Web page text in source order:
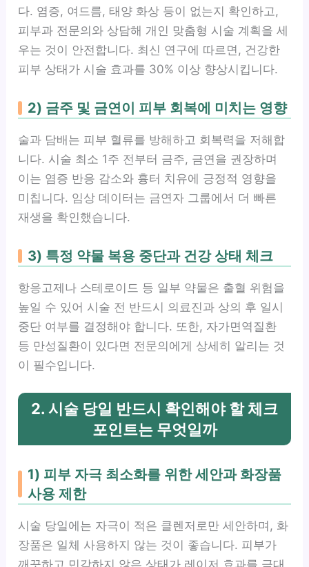
다. 염증, 여드름, 태양 화상 등이 없는지 확인하고,
피부과 전문의와 상담해 개인 맞춤형 시술 계획을 세
우는 것이 안전합니다. 최신 연구에 따르면, 건강한
피부 상태가 시술 효과를 30% 이상 향상시킵니다.
2) 금주 및 금연이 피부 회복에 미치는 영향
술과 담배는 피부 혈류를 방해하고 회복력을 저해합
니다. 시술 최소 1주 전부터 금주, 금연을 권장하며
이는 염증 반응 감소와 흉터 치유에 긍정적 영향을
미칩니다. 임상 데이터는 금연자 그룹에서 더 빠른
재생을 확인했습니다.
3) 특정 약물 복용 중단과 건강 상태 체크
항응고제나 스테로이드 등 일부 약물은 출혈 위험을
높일 수 있어 시술 전 반드시 의료진과 상의 후 일시
중단 여부를 결정해야 합니다. 또한, 자가면역질환
등 만성질환이 있다면 전문의에게 상세히 알리는 것
이 필수입니다.
2. 시술 당일 반드시 확인해야 할 체크
포인트는 무엇일까
1) 피부 자극 최소화를 위한 세안과 화장품
사용 제한
시술 당일에는 자극이 적은 클렌저로만 세안하며, 화
장품은 일체 사용하지 않는 것이 좋습니다. 피부가
깨끗하고 민감하지 않은 상태가 레이저 효과를 극대